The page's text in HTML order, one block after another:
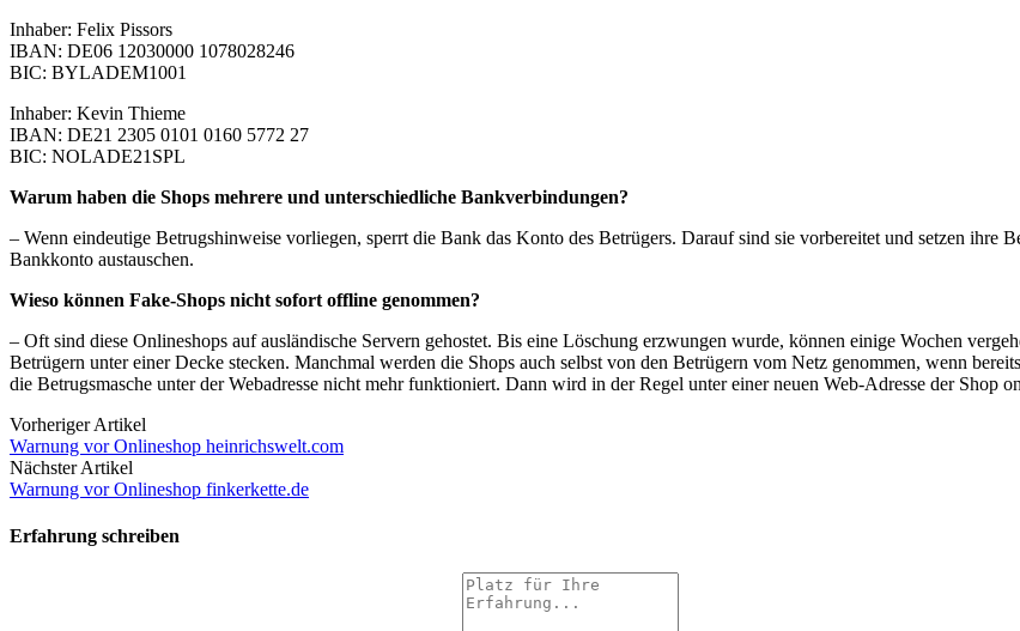
Inhaber: Felix Pissors
IBAN: DE06 12030000 1078028246
BIC: BYLADEM1001
Inhaber: Kevin Thieme
IBAN: DE21 2305 0101 0160 5772 27
BIC: NOLADE21SPL
Warum haben die Shops mehrere und unterschiedliche Bankverbindungen?
– Wenn eindeutige Betrugshinweise vorliegen, sperrt die Bank das Konto des Betrügers. Darauf sind sie vorbereitet und setzen ihre
Bankkonto austauschen.
Wieso können Fake-Shops nicht sofort offline genommen?
– Oft sind diese Onlineshops auf ausländische Servern gehostet. Bis eine Löschung erzwungen wurde, können einige Wochen
Betrügern unter einer Decke stecken. Manchmal werden die Shops auch selbst von den Betrügern vom Netz genommen, wenn
die Betrugsmasche unter der Webadresse nicht mehr funktioniert. Dann wird in der Regel unter einer neuen Web-Adresse der Shop
Vorheriger Artikel
Warnung vor Onlineshop heinrichswelt.com
Nächster Artikel
Warnung vor Onlineshop finkerkette.de
Erfahrung schreiben